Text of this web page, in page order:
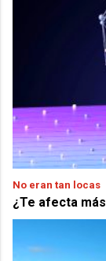
No eran tan locas
¿Te afecta